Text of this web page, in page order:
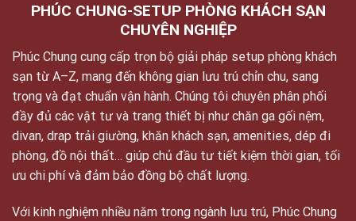
PHÚC CHUNG-SETUP PHÒNG KHÁCH SẠN
CHUYÊN NGHIỆP
Phúc Chung cung cấp trọn bộ giải pháp setup phòng khách
sạn từ A–Z, mang đến không gian lưu trú chỉn chu, sang
trọng và đạt chuẩn vận hành. Chúng tôi chuyên phân phối
đầy đủ các vật tư và trang thiết bị như chăn ga gối nệm,
divan, drap trải giường, khăn khách sạn, amenities, dép đi
phòng, đồ nội thất… giúp chủ đầu tư tiết kiệm thời gian, tối
ưu chi phí và đảm bảo đồng bộ chất lượng.
Với kinh nghiệm nhiều năm trong ngành lưu trú, Phúc Chung